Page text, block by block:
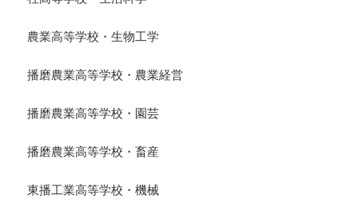
農業高等学校・生物工学
播磨農業高等学校・農業経営
播磨農業高等学校・園芸
播磨農業高等学校・畜産
東播工業高等学校・機械